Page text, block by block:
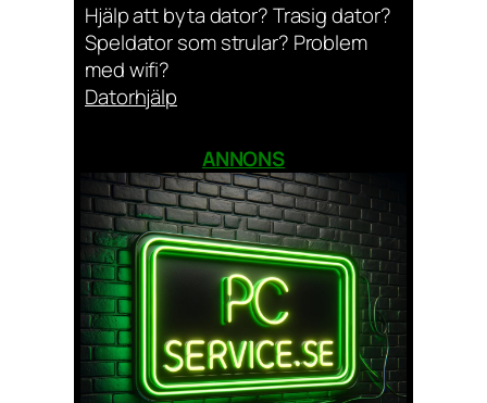
Hjälp att byta dator? Trasig dator?
Speldator som strular? Problem
med wifi?
Datorhjälp
ANNONS